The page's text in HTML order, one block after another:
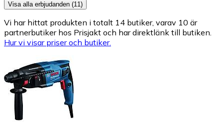
Visa alla erbjudanden (11)
Vi har hittat produkten i totalt 14 butiker, varav 10 är
partnerbutiker hos Prisjakt och har direktlänk till butiken.
Hur vi visar priser och butiker.